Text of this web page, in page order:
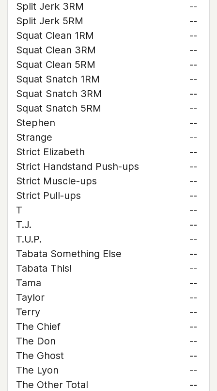
Split Jerk 3RM
--
Split Jerk 5RM
--
Squat Clean 1RM
--
Squat Clean 3RM
--
Squat Clean 5RM
--
Squat Snatch 1RM
--
Squat Snatch 3RM
--
Squat Snatch 5RM
--
Stephen
--
Strange
--
Strict Elizabeth
--
Strict Handstand Push-ups
--
Strict Muscle-ups
--
Strict Pull-ups
--
T
--
T.J.
--
T.U.P.
--
Tabata Something Else
--
Tabata This!
--
Tama
--
Taylor
--
Terry
--
The Chief
--
The Don
--
The Ghost
--
The Lyon
--
The Other Total
--